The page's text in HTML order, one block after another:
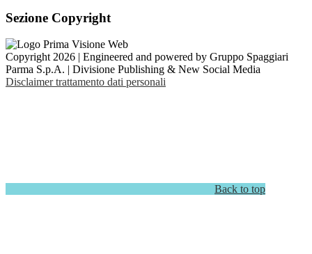
Sezione Copyright
Copyright 2026 | Engineered and powered by Gruppo Spaggiari
Parma S.p.A. | Divisione Publishing & New Social Media
Disclaimer trattamento dati personali
Back to top